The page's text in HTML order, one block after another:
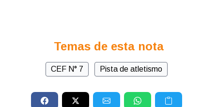
Temas de esta nota
CEF N° 7 Pista de atletismo